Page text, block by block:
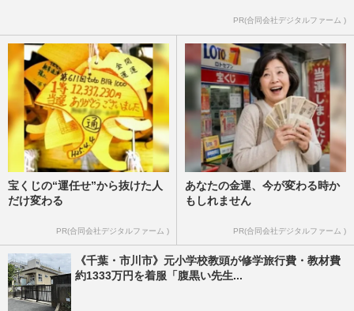
PR(合同会社デジタルファーム )
宝くじの“運任せ”から抜けた人
だけ変わる
PR(合同会社デジタルファーム )
あなたの金運、今が変わる時か
もしれません
PR(合同会社デジタルファーム )
《千葉・市川市》元小学校教頭が修学旅行費・教材費
約1333万円を着服「腹黒い先生...